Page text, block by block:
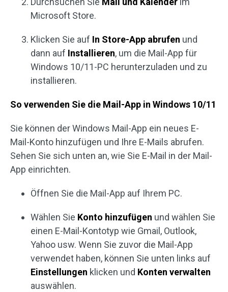
Microsoft Store.
Klicken Sie auf In Store-App abrufen und
dann auf Installieren, um die Mail-App für
Windows 10/11-PC herunterzuladen und zu
installieren.
So verwenden Sie die Mail-App in Windows 10/11
Sie können der Windows Mail-App ein neues E-
Mail-Konto hinzufügen und Ihre E-Mails abrufen.
Sehen Sie sich unten an, wie Sie E-Mail in der Mail-
App einrichten.
Öffnen Sie die Mail-App auf Ihrem PC.
Wählen Sie Konto hinzufügen und wählen Sie
einen E-Mail-Kontotyp wie Gmail, Outlook,
Yahoo usw. Wenn Sie zuvor die Mail-App
verwendet haben, können Sie unten links auf
Einstellungen klicken und Konten verwalten
auswählen.